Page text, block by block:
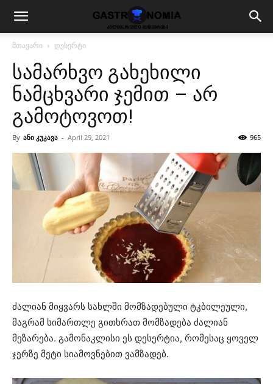
მთავარი დესერტი
სამარხვო გახეხილი
ნამცხვარი ჯემით – არ
გამოტოვოთ!
By ანი კუკავა - April 29, 2021 965
ძალიან მიყვარს სახლში მომზადებული ტკბილეული,
მაგრამ სიმართლე გითხრათ მომზადება ძალიან
მეზარება. გამონაკლისი ეს დესერტია, რომესაც ყოველ
ჯერზე მეტი სიამოვნებით ვამზადებ.